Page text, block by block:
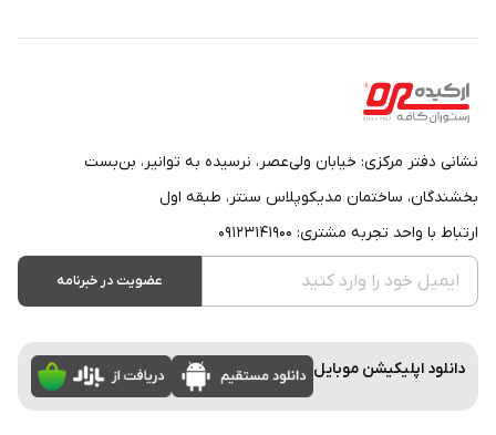
نشانی دفتر مرکزی: خیابان ولی‌عصر، نرسیده به توانیر، بن‌بست
بخشندگان، ساختمان مدیکوپلاس سنتر، طبقه اول
ارتباط با واحد تجربه مشتری: ۰۹۱۲۳۱۴۱۹۰۰
عضویت در خبرنامه
دانلود اپلیکیشن موبایل